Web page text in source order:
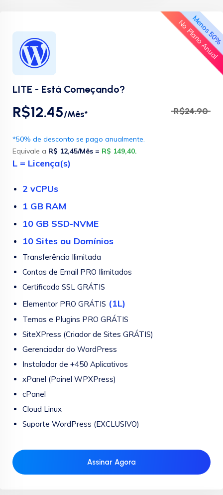
Menos
No Plano Anual
LITE - Está Começando?
R$12.45/Mês* R$24.90
*50% de desconto se pago anualmente.
Equivale a R$ 12,45/Mês = R$ 149,40.
L = Licença(s)
2 vCPUs
1 GB RAM
10 GB SSD-NVME
10 Sites ou Domínios
Transferência Ilimitada
Contas de Email PRO Ilimitados
Certificado SSL GRÁTIS
Elementor PRO GRÁTIS (1L)
Temas e Plugins PRO GRÁTIS
SiteXPress (Criador de Sites GRÁTIS)
Gerenciador do WordPress
Instalador de +450 Aplicativos
xPanel (Painel WPXPress)
cPanel
Cloud Linux
Suporte WordPress (EXCLUSIVO)
Assinar Agora